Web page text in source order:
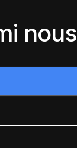
nous